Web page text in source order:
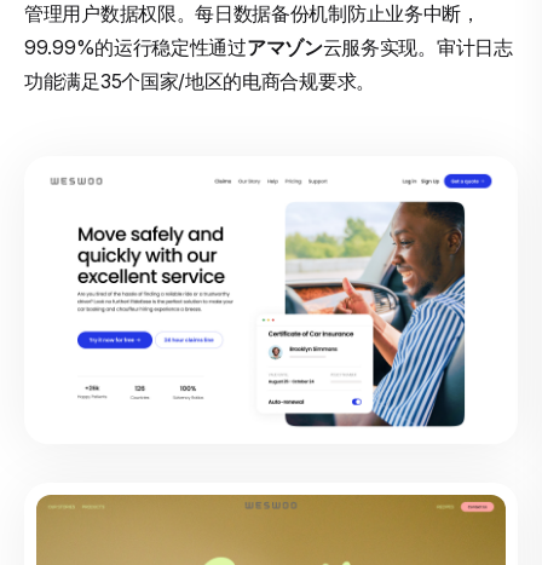
管理用户数据权限。每日数据备份机制防止业务中断，
99.99%的运行稳定性通过アマゾン云服务实现。审计日志
功能满足35个国家/地区的电商合规要求。